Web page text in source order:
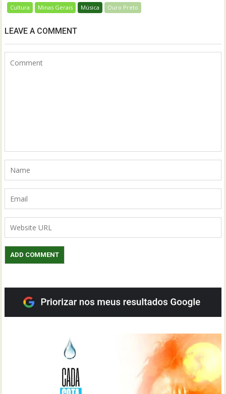
Cultura Minas Gerais Música Ouro Preto
LEAVE A COMMENT